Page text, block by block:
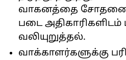
வாகனத்தை
படை அதிகாரிகளிடம்
வலியுறுத்தல்.
வாக்காளர்களுக்கு